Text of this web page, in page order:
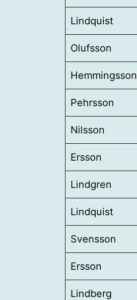
Lindquist
Olufsson
Hemmingsson
Pehrsson
Nilsson
Ersson
Lindgren
Lindquist
Svensson
Ersson
Lindberg